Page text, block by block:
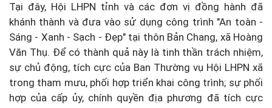
Tại đây, Hội LHPN tỉnh và các đơn vị đồng hành đã
khánh thành và đưa vào sử dụng công trình "An toàn -
Sáng - Xanh - Sạch - Đẹp" tại thôn Bản Chang, xã Hoàng
Văn Thụ. Để có thành quả này là tinh thần trách nhiệm,
sự chủ động, tích cực của Ban Thường vụ Hội LHPN xã
trong tham mưu, phối hợp triển khai công trình; sự phối
hợp của cấp ủy, chính quyền địa phương đã tích cực